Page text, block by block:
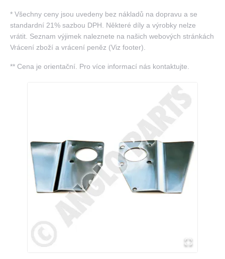
* Všechny ceny jsou uvedeny bez nákladů na dopravu a se
standardní 21% sazbou DPH. Některé díly a výrobky nelze
vrátit. Seznam výjimek naleznete na našich webových stránkách
Vrácení zboží a vrácení peněz (Viz footer).
** Cena je orientační. Pro více informací nás kontaktujte.